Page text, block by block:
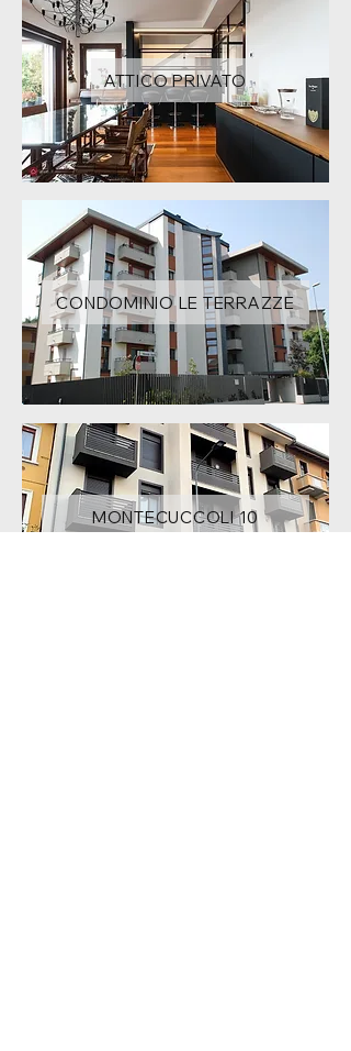
ATTICO PRIVATO
CONDOMINIO LE TERRAZZE
MONTECUCCOLI 10